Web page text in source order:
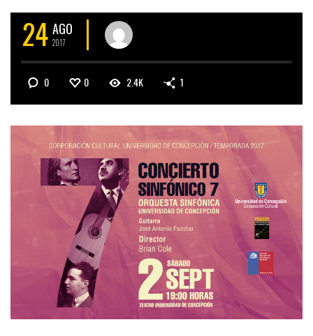
24 AGO
2017
0 0 2.4K 1